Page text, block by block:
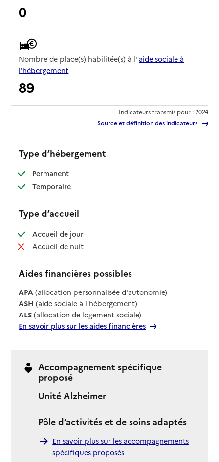
0
Nombre de place(s) habilitée(s) à l' aide sociale à
l'hébergement
89
Indicateurs transmis pour : 2024
Source et définition des indicateurs
Type d’hébergement
Permanent: disponible
Temporaire: disponible
Type d’accueil
Accueil de jour: disponible
Accueil de nuit: non disponible
Aides financières possibles
APA (allocation personnalisée d'autonomie)
ASH (aide sociale à l'hébergement)
ALS (allocation de logement sociale)
En savoir plus sur les aides financières
Accompagnement spécifique
proposé
Unité Alzheimer
Pôle d’activités et de soins adaptés
En savoir plus sur les accompagnements
spécifiques proposés